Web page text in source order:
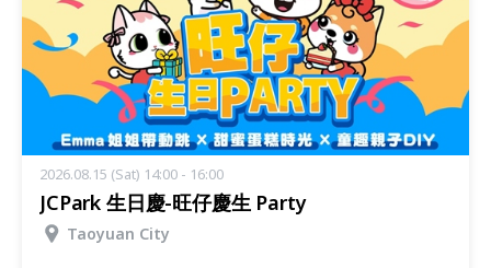
2026.08.15 (Sat) 14:00 - 16:00
JCPark 生日慶-旺仔慶生 Party
Taoyuan City